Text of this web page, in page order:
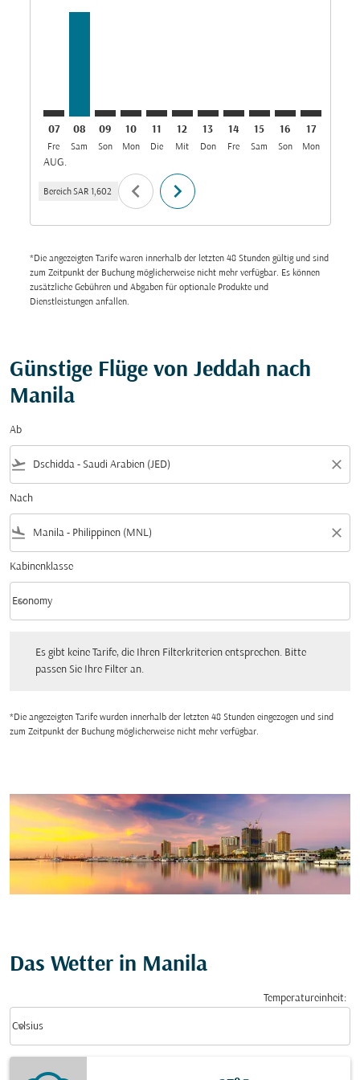
07
Fre
AUG.
08
Sam
09
Son
10
Mon
11
Die
12
Mit
13
Don
14
Fre
15
Sam
16
Son
17
Mon
Bereich SAR 1,602 chevron_left chevron_right
*Die angezeigten Tarife waren innerhalb der letzten 48 Stunden gültig und sind
zum Zeitpunkt der Buchung möglicherweise nicht mehr verfügbar. Es können
zusätzliche Gebühren und Abgaben für optionale Produkte und
Dienstleistungen anfallen.
Günstige Flüge von Jeddah nach
Manila
Ab
flight_takeoff close
Nach
flight_land close
Kabinenklasse
Kabinenklasse option Economy Selected
Economy
keyboard_arrow_down
Es gibt keine Tarife, die Ihren Filterkriterien entsprechen. Bitte
passen Sie Ihre Filter an.
*Die angezeigten Tarife wurden innerhalb der letzten 48 Stunden eingezogen und sind
zum Zeitpunkt der Buchung möglicherweise nicht mehr verfügbar.
Das Wetter in Manila
Temperatureinheit:
Celsius
keyboard_arrow_down